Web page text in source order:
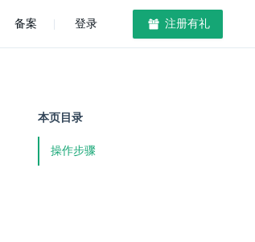
备案 登录 注册有礼
本页目录
操作步骤